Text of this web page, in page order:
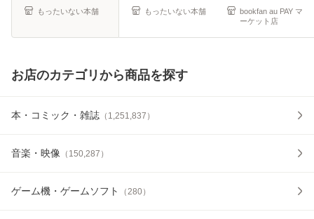
もったいない本舗 もったいない本舗
bookfan au PAY マ
ーケット店
お店のカテゴリから商品を探す
本・コミック・雑誌 （ 1,251,837 ）
音楽・映像 （ 150,287 ）
ゲーム機・ゲームソフト （280）